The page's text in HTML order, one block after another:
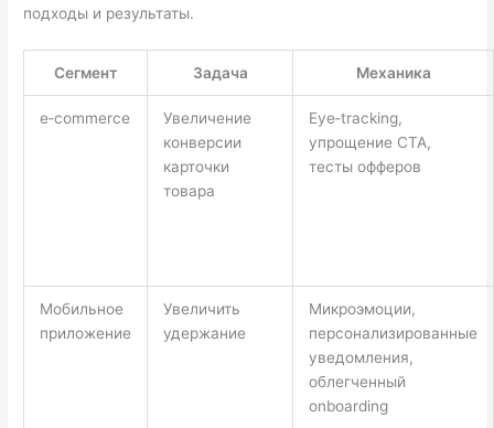
подходы и результаты.
Сегмент Задача Механика
e‑commerce
Увеличение
конверсии
карточки
товара
Eye‑tracking,
упрощение CTA,
тесты офферов
Мобильное
приложение
Увеличить
удержание
Микроэмоции,
персонализированные
уведомления,
облегченный
onboarding